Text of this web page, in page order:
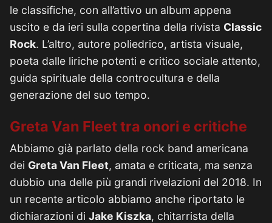
le classifiche, con all’attivo un album appena
uscito e da ieri sulla copertina della rivista Classic
Rock. L’altro, autore poliedrico, artista visuale,
poeta dalle liriche potenti e critico sociale attento,
guida spirituale della controcultura e della
generazione del suo tempo.
Greta Van Fleet tra onori e critiche
Abbiamo già parlato della rock band americana
dei Greta Van Fleet, amata e criticata, ma senza
dubbio una delle più grandi rivelazioni del 2018. In
un recente articolo abbiamo anche riportato le
dichiarazioni di Jake Kiszka, chitarrista della